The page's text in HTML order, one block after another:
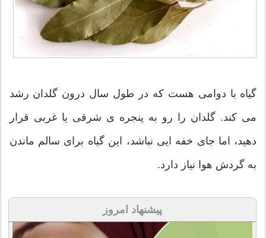
گیاه با دوامی هست که در طول سال درون گلدان رشد
می کند. گلدان را رو به پنجره ی شرقی یا غربی قرار
دهید، اما جای خفه ایی نباشد، این گیاه برای سالم ماندن
به گردش هوا نیاز دارد.
پیشنهاد امروز